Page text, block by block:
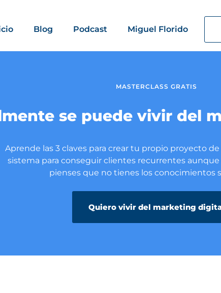
Blog Podcast Miguel Florido
MASTERCLASS GRATIS
se puede vivir del
Aprende las 3 claves para crear tu propio proyecto
sistema para conseguir clientes recurrentes
pienses que no tienes los conocimientos
Quiero vivir del marketing